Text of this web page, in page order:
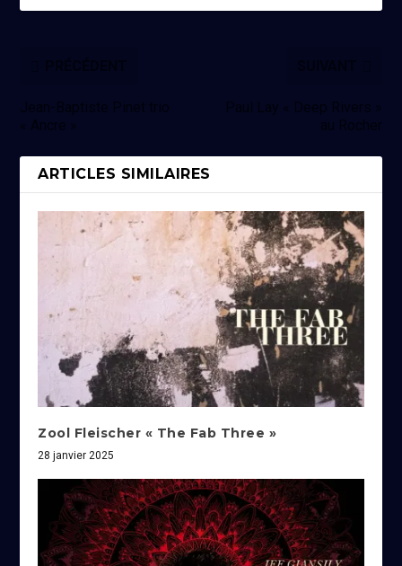
Jean-Baptiste Pinet trio
« Ancre »
Paul Lay « Deep Rivers »
au Rocher
ARTICLES SIMILAIRES
Zool Fleischer « The Fab Three »
28 janvier 2025